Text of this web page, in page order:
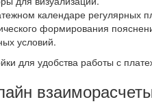
календаре регулярных
формирования
условий.
для удобства работы с